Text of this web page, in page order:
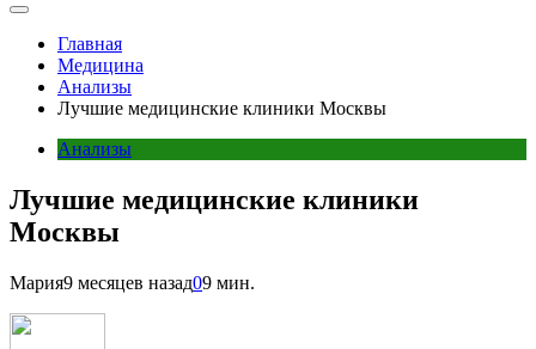
Главная
Медицина
Анализы
Лучшие медицинские клиники Москвы
Анализы
Лучшие медицинские клиники
Москвы
Мария9 месяцев назад09 мин.